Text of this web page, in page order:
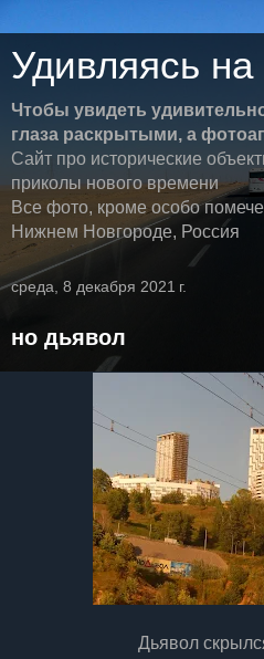
Удивляясь на
Чтобы увидеть
глаза раскрытыми, а
Сайт про исторические
приколы нового времени
Все фото, кроме особо
Нижнем Новгороде, Россия
среда, 8 декабря 2021 г.
но дьявол
Дьявол